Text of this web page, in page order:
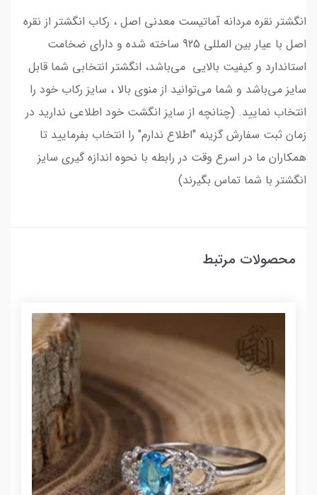
انگشتر نقره مردانه آماتیست معدنی اصل ، رکاب انگشتر از نقره
اصل با عیار بین المللی 925 ساخته شده و دارای ضخامت
استاندارد و کیفیت بالایی می‌باشد، انگشتر انتخابی شما قابل
سایز می‌باشد و شما می‌توانید از منوی بالا ، سایز رکاب خود را
انتخاب نمایید. (چنانچه از سایز انگشت خود اطلاعی ندارید در
زمان ثبت سفارش گزینه "اطلاع ندارم" را انتخاب بفرمایید تا
همکاران ما در اسرع وقت در رابطه با نحوه اندازه گیری سایز
انگشتر با شما تماس بگیرند)
محصولات مرتبط